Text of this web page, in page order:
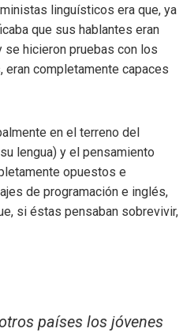
linguísticos era que, ya
que sus hablantes eran
se hicieron pruebas con los
eran completamente capaces
en el terreno del
lengua) y el pensamiento
opuestos e
de programación e inglés,
si éstas pensaban sobrevivir,
países los jóvenes